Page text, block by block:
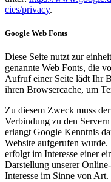
cies/privacy.
Google Web Fonts
Diese Seite nutzt zur
genannte Web Fonts, die
Aufruf einer Seite lädt Ihr
ihren Browsercache, um
Zu diesem Zweck muss
Verbindung zu den
erlangt Google Kenntnis
Website aufgerufen
erfolgt im Interesse einer
Darstellung unserer
Interesse im Sinne von